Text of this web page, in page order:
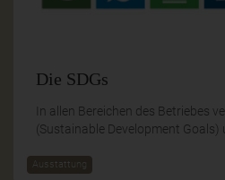
Die SDGs
In allen Bereichen des Betriebes
(Sustainable Development Goals)
Ausstattung